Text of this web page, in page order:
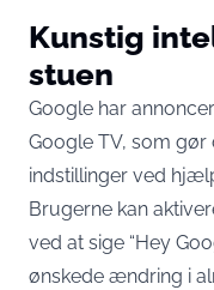
Kunstig
stuen
Google har
Google TV, som
indstillinger ved
Brugerne kan
ved at sige “Hey
ønskede ændring i